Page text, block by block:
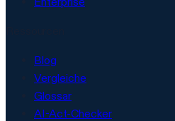
Blog
Vergleiche
Glossar
AI-Act-Checker